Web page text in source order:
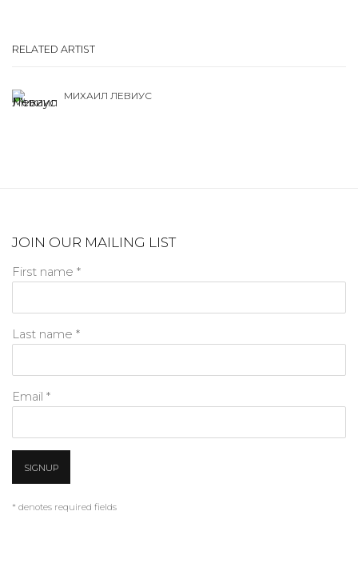
RELATED ARTIST
МИХАИЛ ЛЕВИУС
JOIN OUR MAILING LIST
First name *
Last name *
Email *
SIGNUP
* denotes required fields